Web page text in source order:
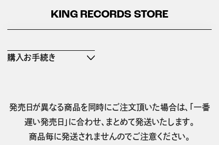
KING RECORDS STORE
購入お手続き
発売日が異なる商品を同時にご注文頂いた場合は、「一番
遅い発売日」に合わせ、まとめて発送いたします。
商品毎に発送されませんのでご注意ください。